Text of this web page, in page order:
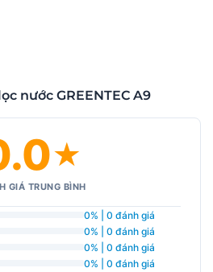
nước GREENTEC A9
★
GIÁ TRUNG BÌNH
0% | 0 đánh giá
0% | 0 đánh giá
0% | 0 đánh giá
0% | 0 đánh giá